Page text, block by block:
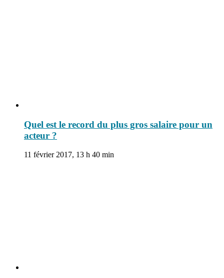
Quel est le record du plus gros salaire pour un
acteur ?
11 février 2017, 13 h 40 min